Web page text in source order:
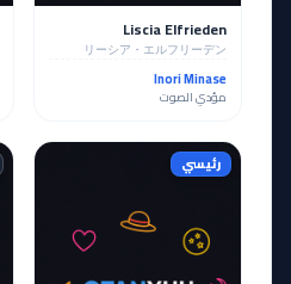
Liscia Elfrieden
リーシア・エルフリーデン
Inori Minase
مؤدي الصوت
رئيسي